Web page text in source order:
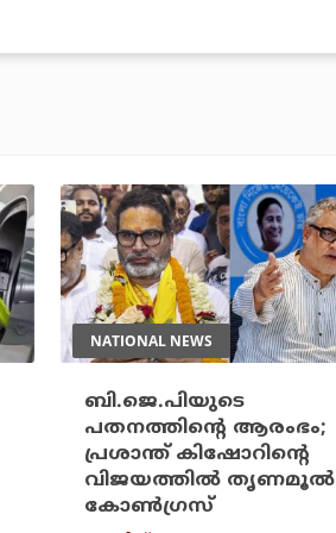
NATIONAL NEWS
ബി.ജെ.പിയുടെ
പതനത്തിന്റെ ആരംഭം;
പ്രശാന്ത് കിഷോറിന്റെ
വിജയത്തില്‍ തൃണമൂല്‍
കോണ്‍ഗ്രസ്